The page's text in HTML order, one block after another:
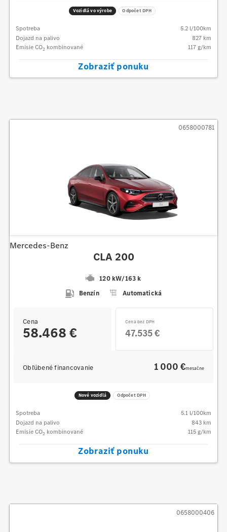
Vozidlá vo výrobe Odpočet DPH
Spotreba 5.2 l/100km
Dojazd na palivo
827 km
Emisie CO2 kombinované 117 g/km
Zobraziť ponuku
Mercedes-Benz
CLA 200
120 kW/163 k
Benzín
Automatická
0658000781
Cena
58.468 €
Cena bez DPH
47.535 €
Obľúbené financovanie 1 000 €mesačne
Nové vozidlá Odpočet DPH
Spotreba 5.1 l/100km
Dojazd na palivo
843 km
Emisie CO2 kombinované 115g/km
Zobraziť ponuku
0658000406